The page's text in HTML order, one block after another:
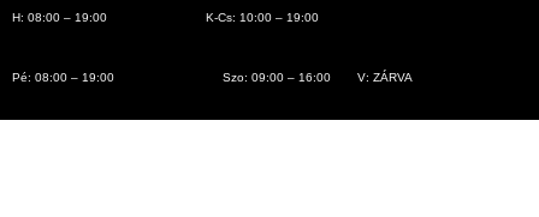
H: 08:00 – 19:00 K-Cs: 10:00 – 19:00
Pé: 08:00 – 19:00 Szo: 09:00 – 16:00 V: ZÁRVA